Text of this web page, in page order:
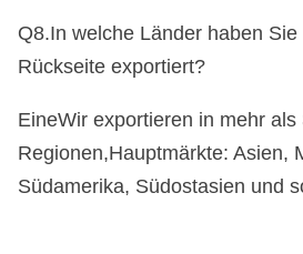
Q8.In welche Länder haben
Rückseite exportiert?
EineWir exportieren in mehr als
Regionen,Hauptmärkte: Asien,
Südamerika, Südostasien und